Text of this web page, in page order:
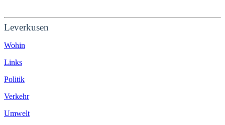
Leverkusen
Wohin
Links
Politik
Verkehr
Umwelt